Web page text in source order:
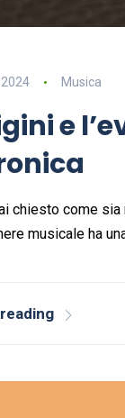
Musica
e
chiesto come
musicale ha